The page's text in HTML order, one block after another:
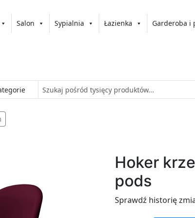
Salon Sypialnia Łazienka Garderoba i
Hoker
pods
Sprawdź historię